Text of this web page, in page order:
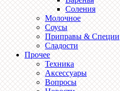
Соления
Молочное
Соусы
Приправы & Специи
Сладости
Прочее
Техника
Аксессуары
Вопросы